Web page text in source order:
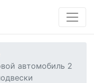
автомобиль 2